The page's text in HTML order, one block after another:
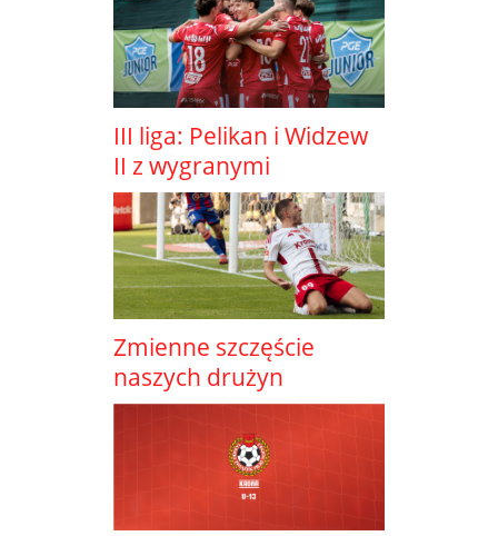
III liga: Pelikan i Widzew
II z wygranymi
Zmienne szczęście
naszych drużyn